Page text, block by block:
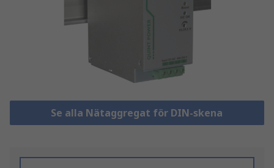
Se alla Nätaggregat för DIN-skena